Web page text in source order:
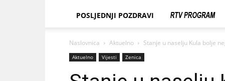
POSLJEDNJI POZDRAVI
Naslovnica Aktuelno Stanje u naselju Kula bolje
Aktuelno Vijesti Zenica